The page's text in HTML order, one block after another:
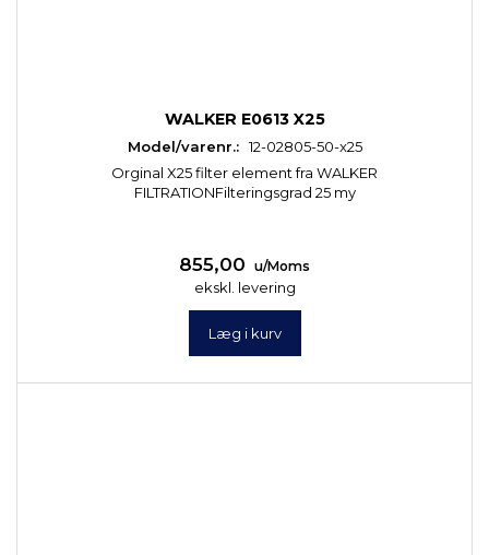
WALKER E0613 X25
Model/varenr.: 12-02805-50-x25
Orginal X25 filter element fra WALKER
FILTRATIONFilteringsgrad 25 my
855,00 u/Moms
ekskl. levering
Læg i kurv